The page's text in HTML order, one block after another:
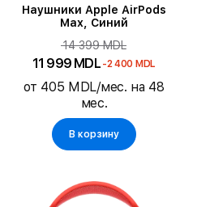
Наушники Apple AirPods
Max, Синий
14 399 MDL
11 999 MDL -2 400 MDL
от 405 MDL/мес. на 48
мес.
В корзину